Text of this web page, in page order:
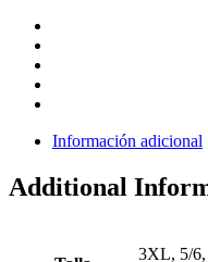
Información adicional
Additional
3XL, 5/6,